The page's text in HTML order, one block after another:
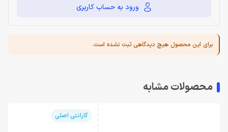
ورود به حساب کاربری
برای این محصول هیچ دیدگاهی ثبت نشده است.
محصولات مشابه
گارانتی اصلی